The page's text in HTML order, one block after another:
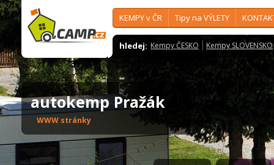
KEMPY v ČR Tipy na VÝLETY
hledej: Kempy ČESKO Kempy SLOVENSKO
autokemp Pražák
WWW stránky